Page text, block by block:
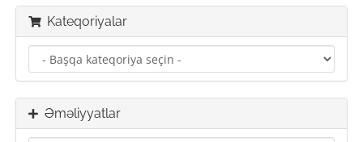
Kateqoriyalar
Əməliyyatlar